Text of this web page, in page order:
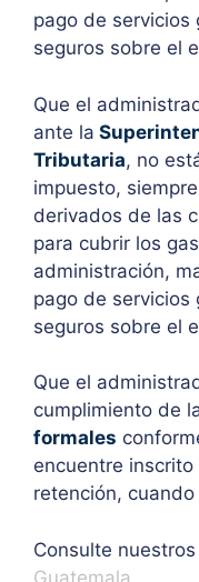
pago de servicios
seguros sobre el
Que el
ante la
Tributaria, no
impuesto,
derivados de las
para cubrir los
administración,
pago de servicios
seguros sobre el
Que el
cumplimiento de
formales
encuentre
retención,
Consulte nuestros
Guatemala